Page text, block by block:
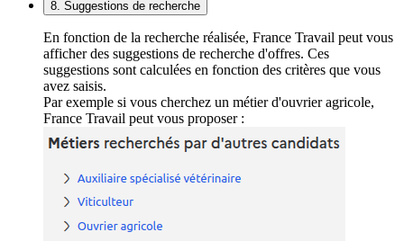
8. Suggestions de recherche
En fonction de la recherche réalisée, France Travail peut vous
afficher des suggestions de recherche d'offres. Ces
suggestions sont calculées en fonction des critères que vous
avez saisis.
Par exemple si vous cherchez un métier d'ouvrier agricole,
France Travail peut vous proposer :